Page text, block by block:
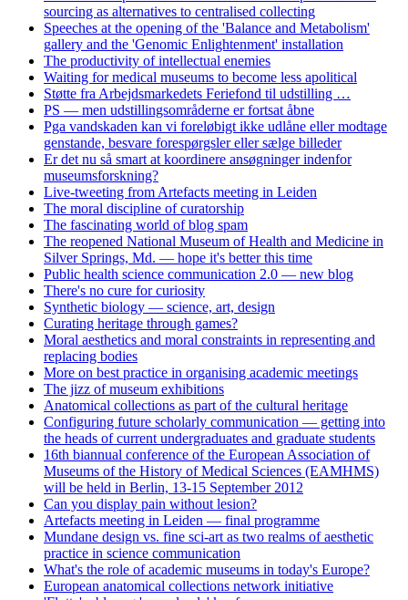
sourcing as alternatives to centralised collecting
Speeches at the opening of the 'Balance and Metabolism'
gallery and the 'Genomic Enlightenment' installation
The productivity of intellectual enemies
Waiting for medical museums to become less apolitical
Støtte fra Arbejdsmarkedets Feriefond til udstilling …
PS — men udstillingsområderne er fortsat åbne
Pga vandskaden kan vi foreløbigt ikke udlåne eller modtage
genstande, besvare forespørgsler eller sælge billeder
Er det nu så smart at koordinere ansøgninger indenfor
museumsforskning?
Live-tweeting from Artefacts meeting in Leiden
The moral discipline of curatorship
The fascinating world of blog spam
The reopened National Museum of Health and Medicine in
Silver Springs, Md. — hope it's better this time
Public health science communication 2.0 — new blog
There's no cure for curiosity
Synthetic biology — science, art, design
Curating heritage through games?
Moral aesthetics and moral constraints in representing and
replacing bodies
More on best practice in organising academic meetings
The jizz of museum exhibitions
Anatomical collections as part of the cultural heritage
Configuring future scholarly communication — getting into
the heads of current undergraduates and graduate students
16th biannual conference of the European Association of
Museums of the History of Medical Sciences (EAMHMS)
will be held in Berlin, 13-15 September 2012
Can you display pain without lesion?
Artefacts meeting in Leiden — final programme
Mundane design vs. fine sci-art as two realms of aesthetic
practice in science communication
What's the role of academic museums in today's Europe?
European anatomical collections network initiative